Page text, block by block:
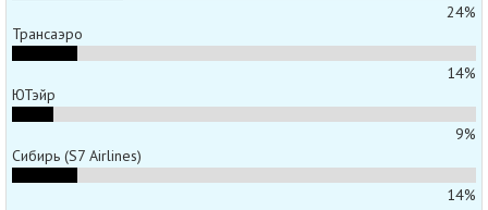
24%
Трансаэро
14%
ЮТэйр
9%
Сибирь (S7 Airlines)
14%